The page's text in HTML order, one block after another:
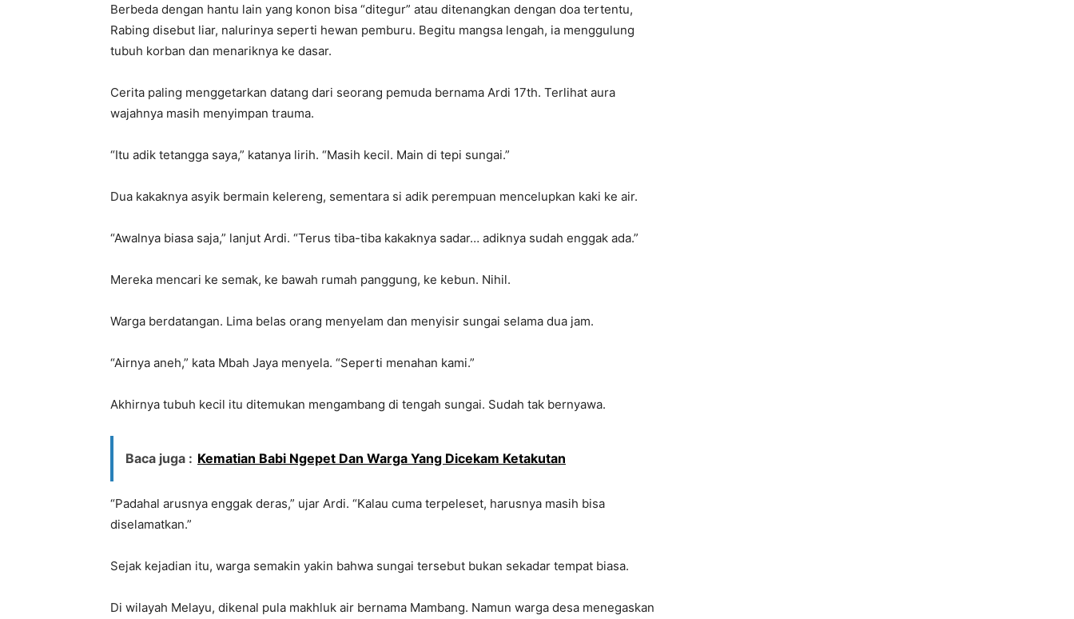
Berbeda dengan hantu lain yang konon bisa “ditegur” atau ditenangkan dengan doa tertentu,
Rabing disebut liar, nalurinya seperti hewan pemburu. Begitu mangsa lengah, ia menggulung
tubuh korban dan menariknya ke dasar.
Cerita paling menggetarkan datang dari seorang pemuda bernama Ardi 17th. Terlihat aura
wajahnya masih menyimpan trauma.
“Itu adik tetangga saya,” katanya lirih. “Masih kecil. Main di tepi sungai.”
Dua kakaknya asyik bermain kelereng, sementara si adik perempuan mencelupkan kaki ke air.
“Awalnya biasa saja,” lanjut Ardi. “Terus tiba-tiba kakaknya sadar… adiknya sudah enggak ada.”
Mereka mencari ke semak, ke bawah rumah panggung, ke kebun. Nihil.
Warga berdatangan. Lima belas orang menyelam dan menyisir sungai selama dua jam.
“Airnya aneh,” kata Mbah Jaya menyela. “Seperti menahan kami.”
Akhirnya tubuh kecil itu ditemukan mengambang di tengah sungai. Sudah tak bernyawa.
Baca juga : Kematian Babi Ngepet Dan Warga Yang Dicekam Ketakutan
“Padahal arusnya enggak deras,” ujar Ardi. “Kalau cuma terpeleset, harusnya masih bisa
diselamatkan.”
Sejak kejadian itu, warga semakin yakin bahwa sungai tersebut bukan sekadar tempat biasa.
Di wilayah Melayu, dikenal pula makhluk air bernama Mambang. Namun warga desa menegaskan